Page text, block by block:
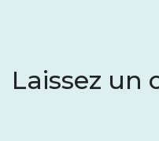
Laissez un